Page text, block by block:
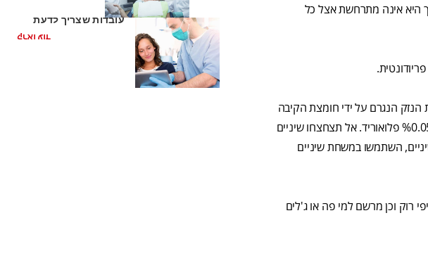
היא אינה מתרחשת אצל כל
הנגרם על ידי חומצת הקיבה
בזמן הקאה, שטפו את הפה בסודה לשתייה מהולה במים. תוכלו גם לקבל מרופא השיניים מרשם למי פה שמכילים %0.05 פלואוריד. אל תצחצחו שיניים
השתמשו במשחת שיניים
רוק וכן מרשם למי פה או ג'לים
סיבוכים של טיפול שורש:
עובדות שצריך לדעת
קראו עוד